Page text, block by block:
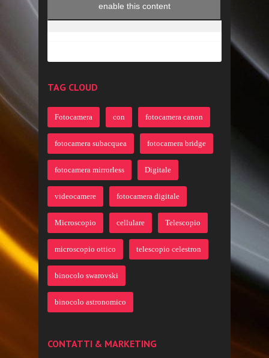
enable this content
TAG CLOUD
Fotocamera con fotocamera canon
fotocamera subacquea fotocamera bridge
fotocamera mirrorless Digitale
videocamere fotocamera digitale
Microscopio cellulare Telescopio
microscopio ottico telescopio celestron
binocolo swarovski
binocolo astronomico
CONTATTI & MARKETING